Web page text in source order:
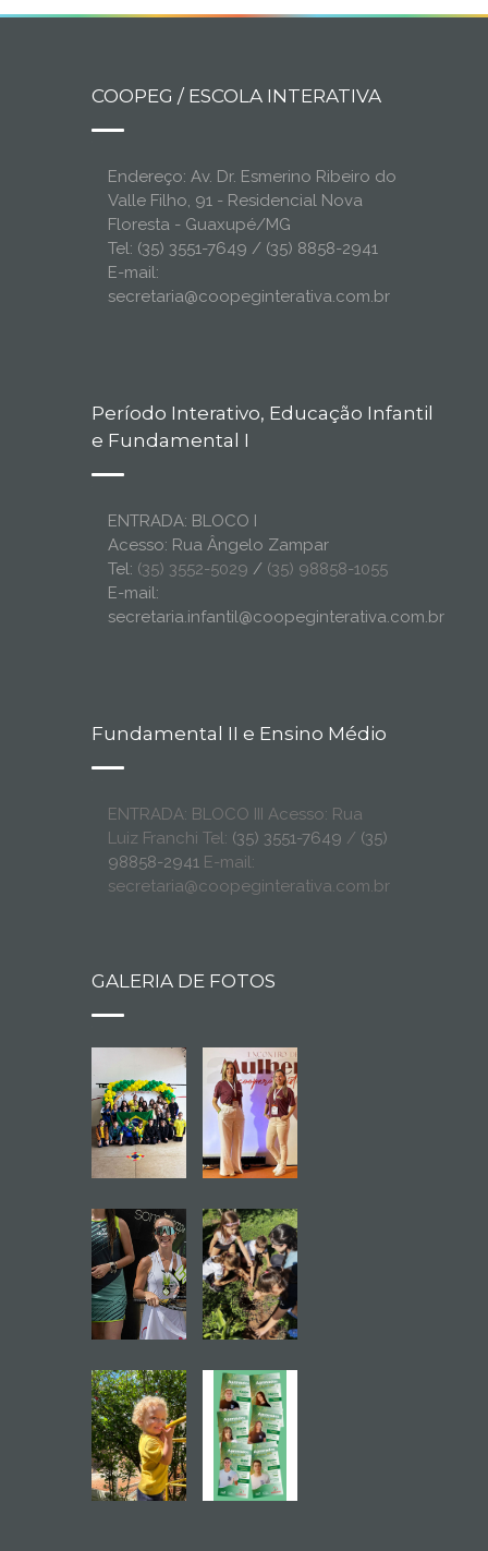
COOPEG / ESCOLA INTERATIVA
Endereço: Av. Dr. Esmerino Ribeiro do
Valle Filho, 91 - Residencial Nova
Floresta - Guaxupé/MG
Tel: (35) 3551-7649 / (35) 8858-2941
E-mail:
secretaria@coopeginterativa.com.br
Período Interativo, Educação Infantil
e Fundamental I
ENTRADA: BLOCO I
Acesso: Rua Ângelo Zampar
Tel: (35) 3552-5029 / (35) 98858-1055
E-mail:
secretaria.infantil@coopeginterativa.com.br
Fundamental II e Ensino Médio
ENTRADA: BLOCO III Acesso: Rua
Luiz Franchi Tel: (35) 3551-7649 / (35)
98858-2941 E-mail:
secretaria@coopeginterativa.com.br
GALERIA DE FOTOS